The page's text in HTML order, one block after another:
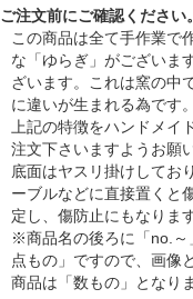
ご注文前にご確認ください。
この商品は全て手作業で
な「ゆらぎ」がございま
ざいます。これは窯の中
に違いが生まれる為です。
上記の特徴をハンドメイ
注文下さいますようお願
底面はヤスリ掛けしてお
ーブルなどに直接置くと
定し、傷防止にもなりま
※商品名の後ろに「no.～
点もの」ですので、画像
商品は「数もの」となり